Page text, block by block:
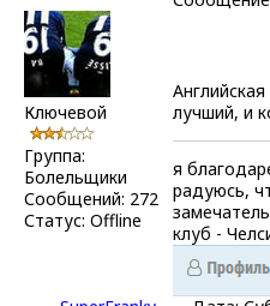
Ключевой
Группа:
Болельщики
Сообщений: 272
Статус: Offline
лучший, и
я
радуюсь,
клуб -